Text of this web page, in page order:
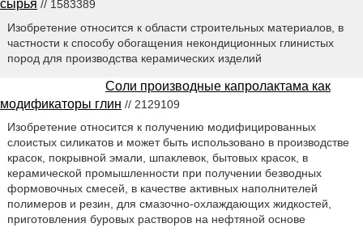
сырья // 1583389
Изобретение относится к области строительных материалов, в
частности к способу обогащения некондиционных глинистых
пород для производства керамических изделий
Соли производные капролактама как
модификаторы глин // 2129109
Изобретение относится к получению модифицированных
слоистых силикатов и может быть использовано в производстве
красок, покрывной эмали, шпаклевок, бытовых красок, в
керамической промышленности при получении безводных
формовочных смесей, в качестве активных наполнителей
полимеров и резин, для смазочно-охлаждающих жидкостей,
приготовления буровых растворов на нефтяной основе